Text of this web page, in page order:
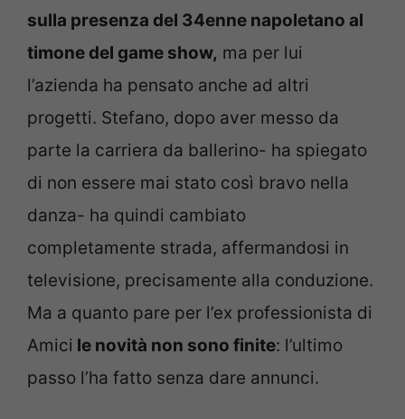
sulla presenza del 34enne napoletano al
timone del game show, ma per lui
l’azienda ha pensato anche ad altri
progetti. Stefano, dopo aver messo da
parte la carriera da ballerino- ha spiegato
di non essere mai stato così bravo nella
danza- ha quindi cambiato
completamente strada, affermandosi in
televisione, precisamente alla conduzione.
Ma a quanto pare per l’ex professionista di
Amici le novità non sono finite: l’ultimo
passo l’ha fatto senza dare annunci.